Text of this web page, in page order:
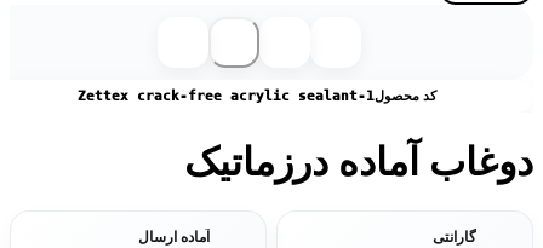
کد محصولZettex crack-free acrylic sealant-1
دوغاب آماده درزماتیک
گارانتی آماده ارسال